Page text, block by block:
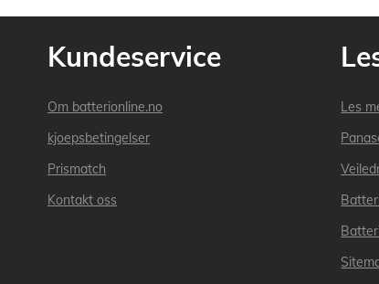
Kundeservice
Om batterionline.no
kjoepsbetingelser
Prismatch
Kontakt oss
Les